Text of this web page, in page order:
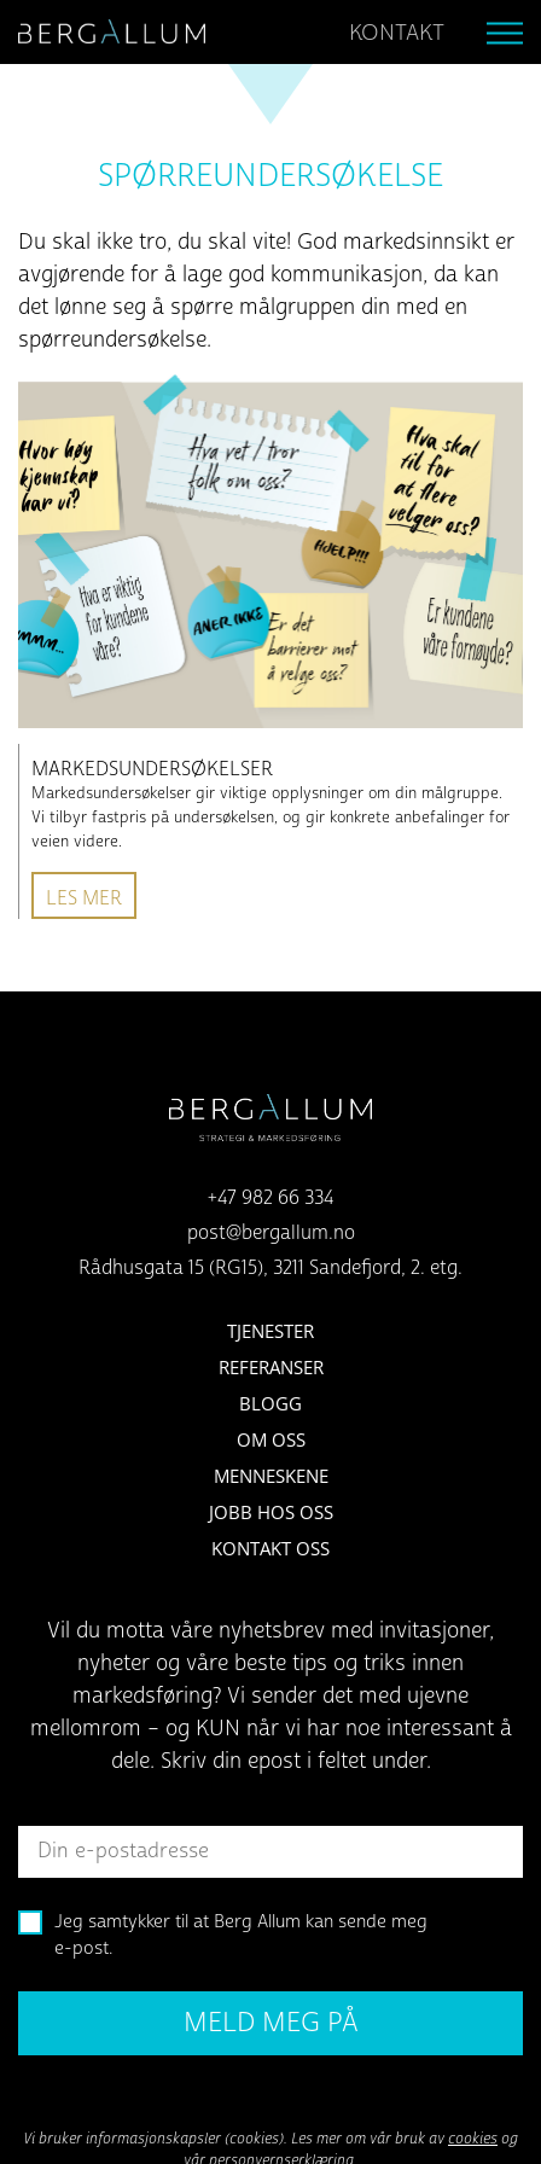
KONTAKT
SPØRREUNDERSØKELSE
Du skal ikke tro, du skal vite! God markedsinnsikt er
avgjørende for å lage god kommunikasjon, da kan
det lønne seg å spørre målgruppen din med en
spørreundersøkelse.
MARKEDSUNDERSØKELSER
Markedsundersøkelser gir viktige opplysninger om din målgruppe.
Vi tilbyr fastpris på undersøkelsen, og gir konkrete anbefalinger for
veien videre.
LES MER
+47 982 66 334
post@bergallum.no
Rådhusgata 15 (RG15), 3211 Sandefjord, 2. etg.
TJENESTER
REFERANSER
BLOGG
OM OSS
MENNESKENE
JOBB HOS OSS
KONTAKT OSS
Vil du motta våre nyhetsbrev med invitasjoner,
nyheter og våre beste tips og triks innen
markedsføring? Vi sender det med ujevne
mellomrom – og KUN når vi har noe interessant å
dele. Skriv din epost i feltet under.
Jeg samtykker til at Berg Allum kan sende meg
e-post.
Vi bruker informasjonskapsler (cookies). Les mer om vår bruk avcookiesog
vårpersonvernserklæring